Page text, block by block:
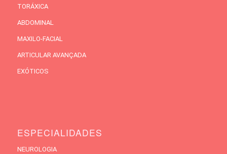
TORÁXICA
ABDOMINAL
MAXILO-FACIAL
ARTICULAR AVANÇADA
EXÓTICOS
ESPECIALIDADES
NEUROLOGIA